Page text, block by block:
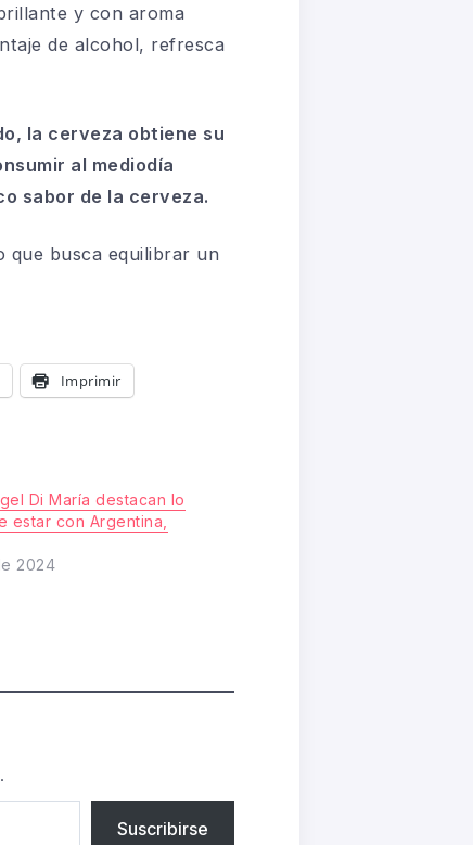
y con aroma
de alcohol, refresca
la cerveza obtiene su
al mediodía
sabor de la cerveza.
que busca equilibrar un
Imprimir
Di María destacan lo
estar con Argentina,
2024
Suscribirse